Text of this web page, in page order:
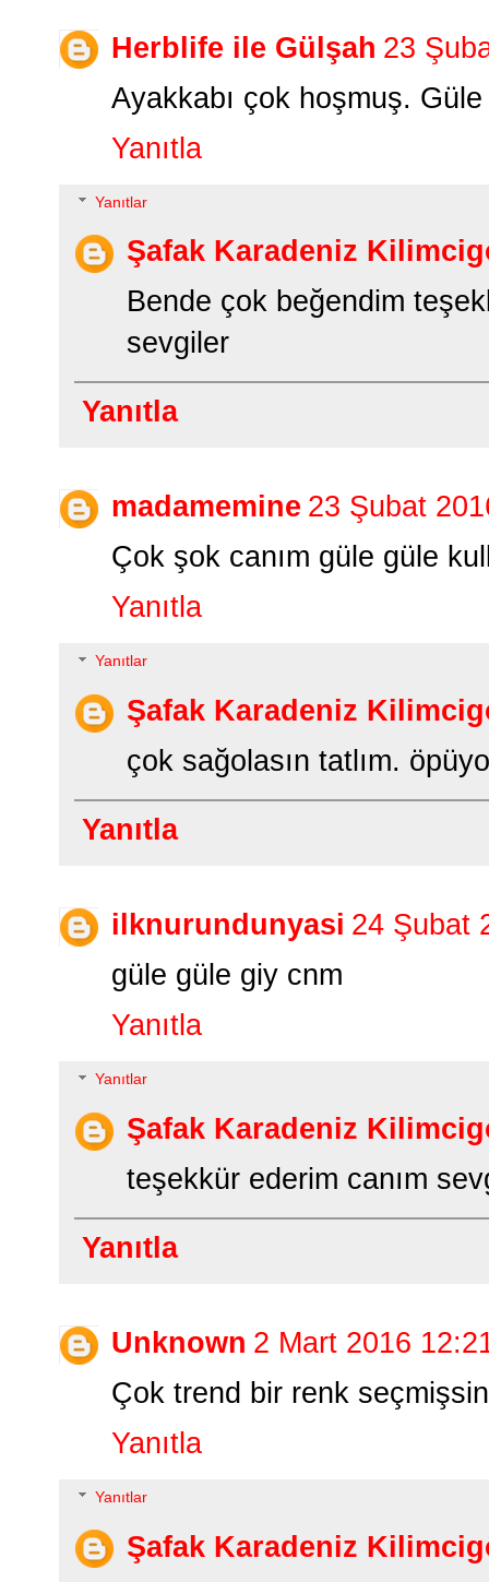
Herblife ile Gülşah 23
Ayakkabı çok hoşmuş.
Yanıtla
Yanıtlar
Şafak Karadeniz
Bende çok beğendim
sevgiler
Yanıtla
madamemine 23 Şubat
Çok şok canım güle güle
Yanıtla
Yanıtlar
Şafak Karadeniz
çok sağolasın tatlım.
Yanıtla
ilknurundunyasi 24 Şubat
güle güle giy cnm
Yanıtla
Yanıtlar
Şafak Karadeniz
teşekkür ederim canım
Yanıtla
Unknown 2 Mart 2016
Çok trend bir renk
Yanıtla
Yanıtlar
Şafak Karadeniz